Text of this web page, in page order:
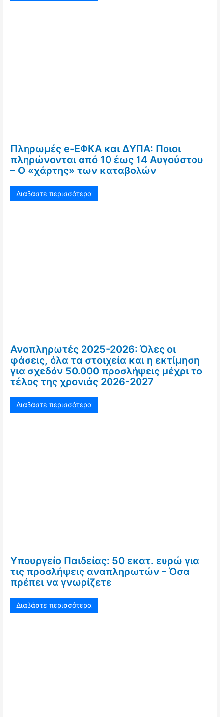
Πληρωμές e-ΕΦΚΑ και ΔΥΠΑ: Ποιοι
πληρώνονται από 10 έως 14 Αυγούστου
– Ο «χάρτης» των καταβολών
Διαβάστε περισσότερα
Αναπληρωτές 2025-2026: Όλες οι
φάσεις, όλα τα στοιχεία και η εκτίμηση
για σχεδόν 50.000 προσλήψεις μέχρι το
τέλος της χρονιάς 2026-2027
Διαβάστε περισσότερα
Υπουργείο Παιδείας: 50 εκατ. ευρώ για
τις προσλήψεις αναπληρωτών – Όσα
πρέπει να γνωρίζετε
Διαβάστε περισσότερα